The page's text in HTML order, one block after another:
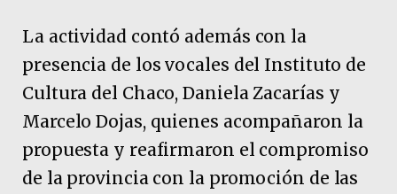
La actividad contó además con la
presencia de los vocales del Instituto de
Cultura del Chaco, Daniela Zacarías y
Marcelo Dojas, quienes acompañaron la
propuesta y reafirmaron el compromiso
de la provincia con la promoción de las